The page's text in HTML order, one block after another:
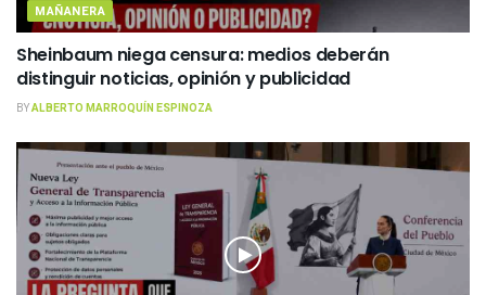
MAÑANERA
Sheinbaum niega censura: medios deberán
distinguir noticias, opinión y publicidad
BYALBERTO MARROQUÍN ESPINOZA